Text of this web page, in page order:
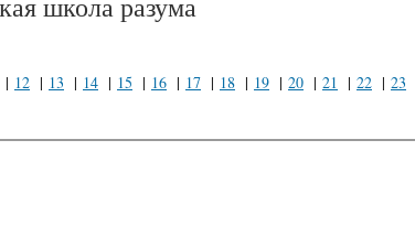
| 12 | 13 | 14 | 15 | 16 | 17 | 18 | 19 | 20 | 21 | 22 | 23